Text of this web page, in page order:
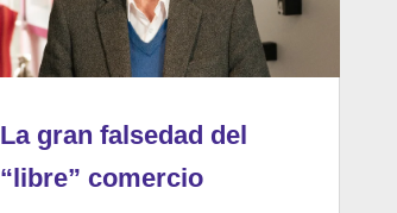
La gran falsedad del
“libre” comercio